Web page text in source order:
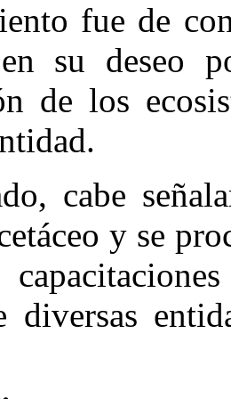
fue de
en su deseo
de los
cabe
y se
diversas